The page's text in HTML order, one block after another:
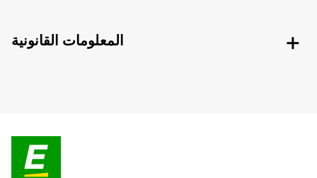
المعلومات القانونية